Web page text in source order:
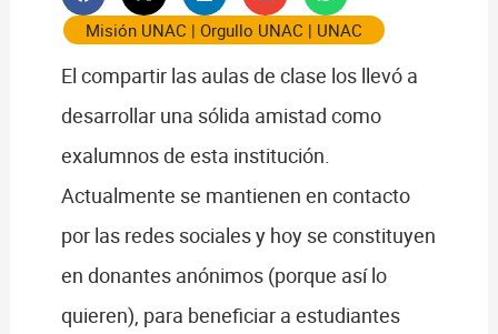
Misión UNAC | Orgullo UNAC | UNAC
El compartir las aulas de clase los llevó a
desarrollar una sólida amistad como
exalumnos de esta institución.
Actualmente se mantienen en contacto
por las redes sociales y hoy se constituyen
en donantes anónimos (porque así lo
quieren), para beneficiar a estudiantes